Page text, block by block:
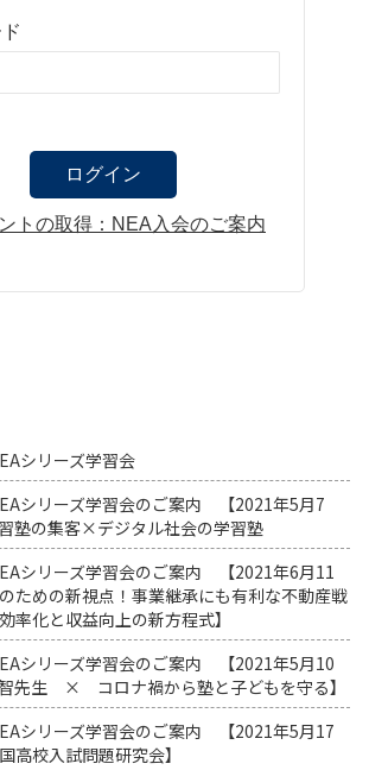
トの取得：NEA入会のご案内
シリーズ学習会
シリーズ学習会のご案内 【2021年5月7
塾の集客×デジタル社会の学習塾
シリーズ学習会のご案内 【2021年6月11
ための新視点！事業継承にも有利な不動産戦
率化と収益向上の新方程式】
シリーズ学習会のご案内 【2021年5月10
先生 × コロナ禍から塾と子どもを守る】
シリーズ学習会のご案内 【2021年5月17
校入試問題研究会】